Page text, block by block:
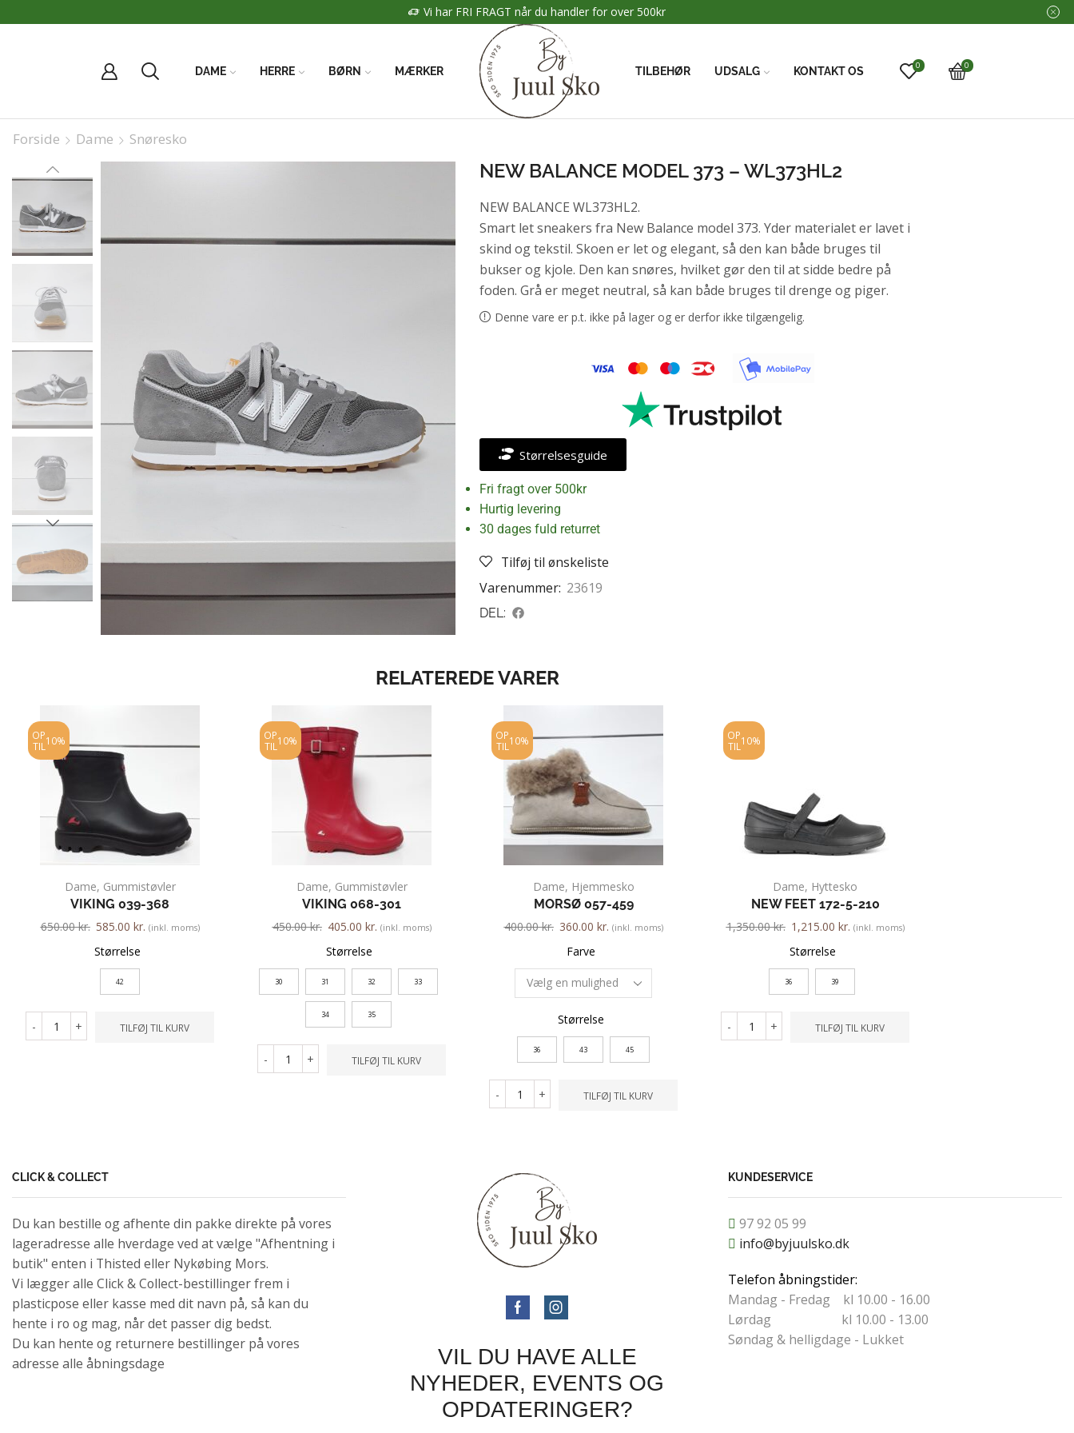
Vi har FRI FRAGT når du handler for over 500kr
DAME HERRE BØRN MÆRKER TILBEHØR UDSALG KONTAKT OS 0 0
Forside Dame Snøresko
NEW BALANCE MODEL 373 – WL373HL2
NEW BALANCE WL373HL2.
Smart let sneakers fra New Balance model 373. Yder materialet er lavet i
skind og tekstil. Skoen er let og elegant, så den kan både bruges til
bukser og kjole. Den kan snøres, hvilket gør den til at sidde bedre på
foden. Grå er meget neutral, så kan både bruges til drenge og piger.
Denne vare er p.t. ikke på lager og er derfor ikke tilgængelig.
Størrelsesguide
Fri fragt over 500kr
Hurtig levering
30 dages fuld returret
Tilføj til ønskeliste
Varenummer: 23619
DEL:
RELATEREDE VARER
OP
TIL 10%
Dame, Gummistøvler
VIKING 039-368
650.00kr. 585.00 kr. (inkl. moms)
Størrelse
42
- + TILFØJ TIL KURV
OP
TIL 10%
Dame, Gummistøvler
VIKING 068-301
450.00kr. 405.00 kr. (inkl. moms)
Størrelse
30 31 32 33
34 35
- + TILFØJ TIL KURV
OP
TIL 10%
Dame, Hjemmesko
MORSØ 057-459
400.00kr. 360.00 kr. (inkl. moms)
Farve
Størrelse
36 43 45
- + TILFØJ TIL KURV
OP
TIL 10%
Dame, Hyttesko
NEW FEET 172-5-210
1,350.00kr. 1,215.00 kr. (inkl. moms)
Størrelse
36 39
- + TILFØJ TIL KURV
CLICK & COLLECT
Du kan bestille og afhente din pakke direkte på vores
lageradresse alle hverdage ved at vælge "Afhentning i
butik" enten i Thisted eller Nykøbing Mors.
Vi lægger alle Click & Collect-bestillinger frem i
plasticpose eller kasse med dit navn på, så kan du
hente i ro og mag, når det passer dig bedst.
Du kan hente og returnere bestillinger på vores
adresse alle åbningsdage
VIL DU HAVE ALLE
NYHEDER, EVENTS OG
OPDATERINGER?
KUNDESERVICE
97 92 05 99
info@byjuulsko.dk
Telefon åbningstider:
Mandag - Fredag kl 10.00 - 16.00
Lørdag kl 10.00 - 13.00
Søndag & helligdage - Lukket